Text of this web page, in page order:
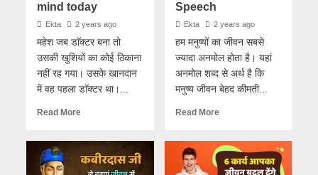
mind today
Ekta 2 years ago
महेश जब डाॅक्टर बना तो
उसकी खुशियों का कोई ठिकाना
नहीं रह गया। उसके खानदान
में वह पहला डाॅक्टर था।...
Read More
Speech
Ekta 2 years ago
हम मनुष्यों का जीवन सबसे
ज्यादा अनमोल होता है। यहां
अनमोल शब्द से अर्थ है कि
मनुष्य जीवन बेहद कीमती...
Read More